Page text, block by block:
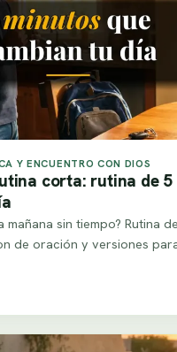
Y ENCUENTRO CON DIOS
corta: rutina de 5
mañana sin tiempo? Rutina
de oración y versiones